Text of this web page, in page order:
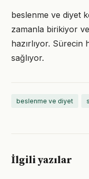
beslenme ve diyet
zamanla birikiyor
hazırlıyor. Sürecin
sağlıyor.
beslenme ve diyet
İlgili yazılar